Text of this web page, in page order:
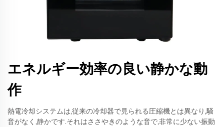
エネルギー効率の良い静かな動
作
熱電冷却システムは,従来の冷却器で見られる圧縮機とは異なり,騒
音がなく,静かです.それはささやきのような音で,非常に少ない振動